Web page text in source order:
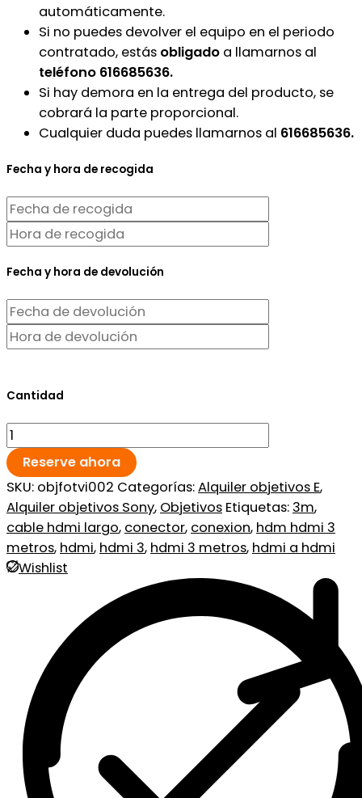
automáticamente.
Si no puedes devolver el equipo en el periodo
contratado, estás obligado a llamarnos al
teléfono 616685636.
Si hay demora en la entrega del producto, se
cobrará la parte proporcional.
Cualquier duda puedes llamarnos al 616685636.
Fecha y hora de recogida
Fecha y hora de devolución
Cantidad
Reserve ahora
SKU: objfotvi002 Categorías:Alquiler objetivos E,
Alquiler objetivos Sony, Objetivos Etiquetas:3m,
cable hdmi largo, conector, conexion, hdm hdmi 3
metros, hdmi, hdmi 3, hdmi 3 metros, hdmi a hdmi
Wishlist